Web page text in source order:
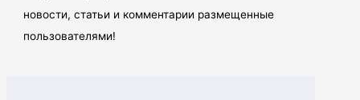
новости, статьи и комментарии размещенные
пользователями!